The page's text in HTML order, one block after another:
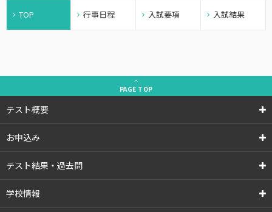
TOP 行事日程 入試要項 入試結果
PAGE TOP
テスト概要
お申込み
テスト結果・過去問
学校情報